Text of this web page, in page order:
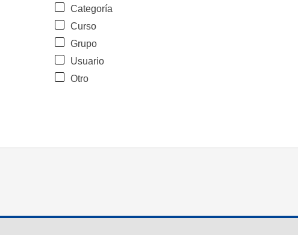
Categoría
Curso
Grupo
Usuario
Otro